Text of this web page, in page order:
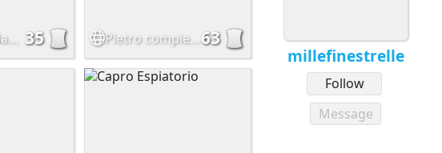
millefinestrelle
Follow
Message
San Paolo Naufrago 35 Pietro compie un miracolo 63